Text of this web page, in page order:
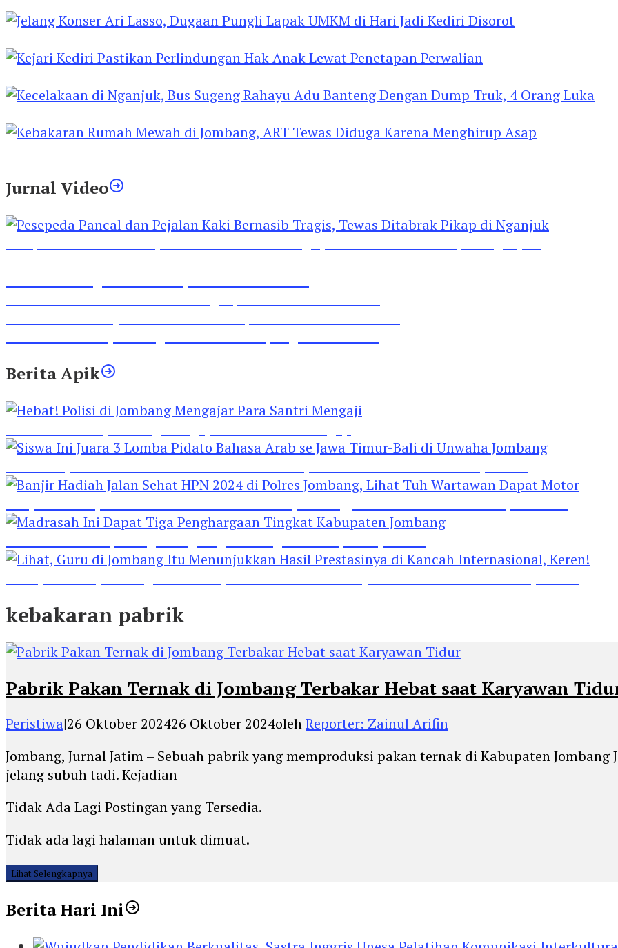
Jurnal Video
Berita Apik
kebakaran pabrik
Pabrik Pakan Ternak di Jombang Terbakar Hebat saat Karyawan
Peristiwa|26 Oktober 202426 Oktober 2024olehReporter: Zainul Arifin
Jombang, Jurnal Jatim – Sebuah pabrik yang memproduksi pakan ternak di Kabupaten
jelang subuh tadi. Kejadian
Tidak Ada Lagi Postingan yang Tersedia.
Tidak ada lagi halaman untuk dimuat.
Lihat Selengkapnya
Berita Hari Ini